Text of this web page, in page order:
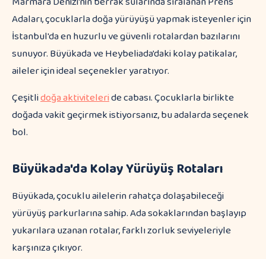
Adaları, çocuklarla doğa yürüyüşü yapmak isteyenler için
İstanbul'da en huzurlu ve güvenli rotalardan bazılarını
sunuyor. Büyükada ve Heybeliada'daki kolay patikalar,
aileler için ideal seçenekler yaratıyor.
Çeşitlidoğa aktiviteleride cabası. Çocuklarla birlikte
doğada vakit geçirmek istiyorsanız, bu adalarda seçenek
bol.
Büyükada'da Kolay Yürüyüş Rotaları
Büyükada, çocuklu ailelerin rahatça dolaşabileceği
yürüyüş parkurlarına sahip. Ada sokaklarından başlayıp
yukarılara uzanan rotalar, farklı zorluk seviyeleriyle
karşınıza çıkıyor.